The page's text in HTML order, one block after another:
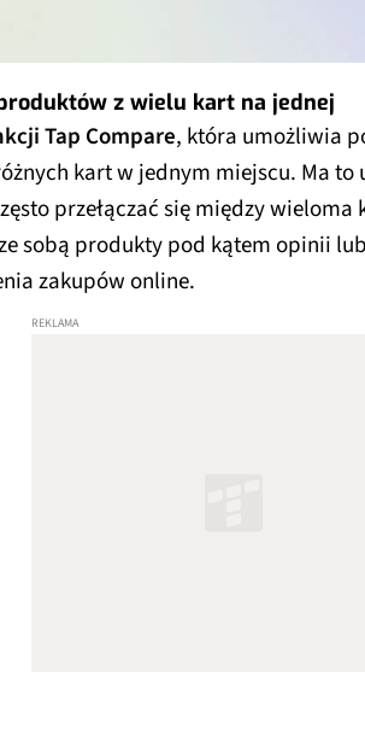
z wielu kart na jednej
Tap Compare, która umożliwia
kart w jednym miejscu. Ma to
przełączać się między
sobą produkty pod kątem opinii
zakupów online.